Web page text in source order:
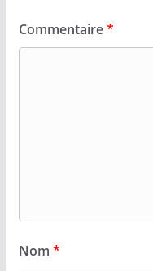
Commentaire*
Nom *